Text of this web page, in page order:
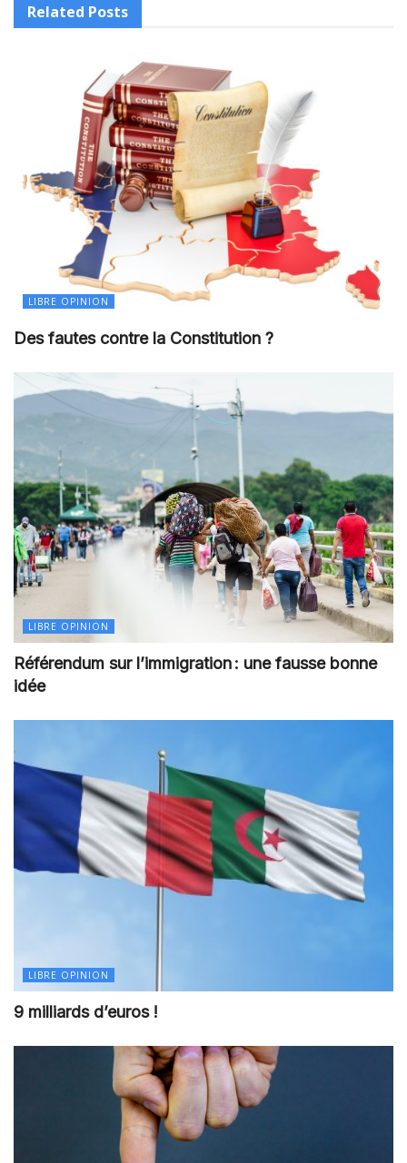
Related Posts
LIBRE OPINION
Des fautes contre la Constitution ?
LIBRE OPINION
Référendum sur l’immigration : une fausse bonne
idée
LIBRE OPINION
9 milliards d’euros !